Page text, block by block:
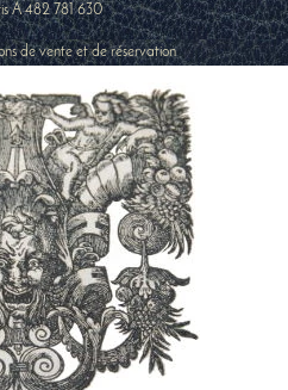
A 482 781 630
de vente et de réservation